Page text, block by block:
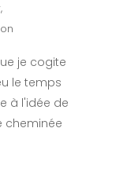
,
je cogite
le temps
à l'idée de
cheminée